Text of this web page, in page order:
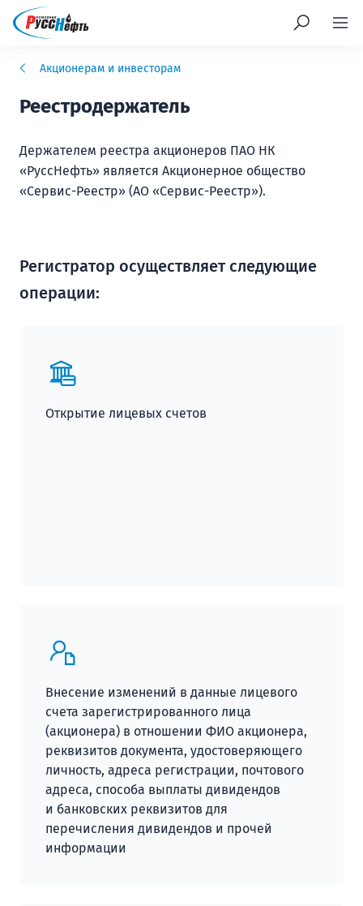
Акционерам и инвесторам
Реестродержатель
Держателем реестра акционеров ПАО НК
«РуссНефть» является Акционерное общество
«Сервис-Реестр» (АО «Сервис-Реестр»).
Регистратор осуществляет следующие
операции:
Открытие лицевых счетов
Внесение изменений в данные лицевого
счета зарегистрированного лица
(акционера) в отношении ФИО акционера,
реквизитов документа, удостоверяющего
личность, адреса регистрации, почтового
адреса, способа выплаты дивидендов
и банковских реквизитов для
перечисления дивидендов и прочей
информации